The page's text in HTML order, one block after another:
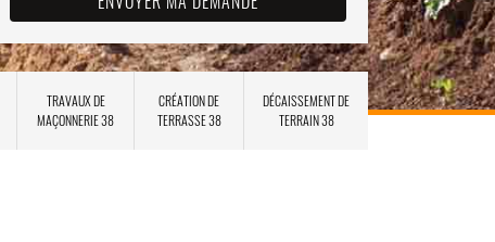
TRAVAUX DE
MAÇONNERIE 38
CRÉATION DE
TERRASSE 38
DÉCAISSEMENT DE
TERRAIN 38